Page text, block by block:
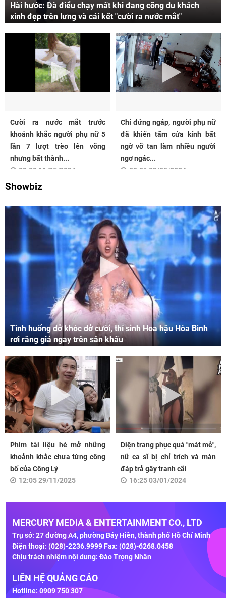
Hài hước: Đà điểu chạy mất khi đang cõng du khách
xinh đẹp trên lưng và cái kết "cười ra nước mắt"
Cười ra nước mắt trước
khoảnh khắc người phụ nữ 5
lần 7 lượt trèo lên võng
nhưng bất thành...
08:00 11/05/2024
Chỉ đứng ngáp, người phụ nữ
đã khiến tấm cửa kính bất
ngờ vỡ tan làm nhiều người
ngơ ngác...
09:06 03/05/2024
Showbiz
Tình huống dở khóc dở cười, thí sinh Hoa hậu Hòa Bình
rơi răng giả ngay trên sân khấu
Phim tài liệu hé mở những
khoảnh khắc chưa từng công
bố của Công Lý
12:05 29/11/2025
Diện trang phục quá "mát mẻ",
nữ ca sĩ bị chỉ trích và màn
đáp trả gây tranh cãi
16:25 03/01/2024
MERCURY MEDIA & ENTERTAINMENT CO., LTD
Trụ sở: 27 đường A4, phường Bảy Hiền, thành phố Hồ Chí Minh
Điện thoại: (028)-2236.9999 Fax: (028)-6268.0458
Chịu trách nhiệm nội dung: Đào Trọng Nhân
LIÊN HỆ QUẢNG CÁO
Hotline: 0909 750 307